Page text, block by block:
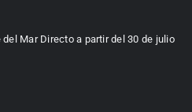
Mar Directo a partir del 30 de julio